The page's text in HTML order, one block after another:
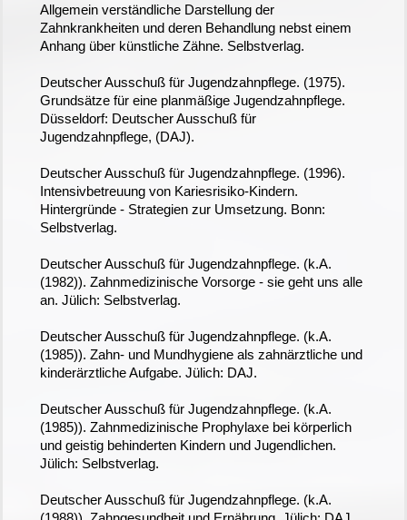
Allgemein verständliche Darstellung der
Zahnkrankheiten und deren Behandlung nebst einem
Anhang über künstliche Zähne. Selbstverlag.
Deutscher Ausschuß für Jugendzahnpflege. (1975).
Grundsätze für eine planmäßige Jugendzahnpflege.
Düsseldorf: Deutscher Ausschuß für
Jugendzahnpflege, (DAJ).
Deutscher Ausschuß für Jugendzahnpflege. (1996).
Intensivbetreuung von Kariesrisiko-Kindern.
Hintergründe - Strategien zur Umsetzung. Bonn:
Selbstverlag.
Deutscher Ausschuß für Jugendzahnpflege. (k.A.
(1982)). Zahnmedizinische Vorsorge - sie geht uns alle
an. Jülich: Selbstverlag.
Deutscher Ausschuß für Jugendzahnpflege. (k.A.
(1985)). Zahn- und Mundhygiene als zahnärztliche und
kinderärztliche Aufgabe. Jülich: DAJ.
Deutscher Ausschuß für Jugendzahnpflege. (k.A.
(1985)). Zahnmedizinische Prophylaxe bei körperlich
und geistig behinderten Kindern und Jugendlichen.
Jülich: Selbstverlag.
Deutscher Ausschuß für Jugendzahnpflege. (k.A.